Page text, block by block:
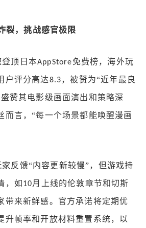
裂，挑战感官极限
登顶日本AppStore免费榜，海外玩
户评分高达8.3，被赞为“近年最良
赞其电影级画面演出和策略深
而言，“每一个场景都能唤醒漫画
家反馈“内容更新较慢”，但游戏持
，如 10月上线的伦敦章节和切斯
带来新鲜感。官方承诺将定期优
升帧率和开放材料重置系统，以